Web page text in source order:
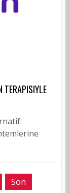
TERAPISIYLE
Son